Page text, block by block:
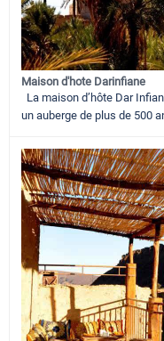
Maison d'hote Darinfiane
La maison d’hôte Dar
un auberge de plus de 500